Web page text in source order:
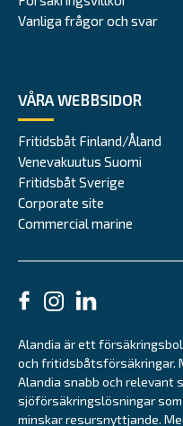
Vanliga frågor och svar
VÅRA WEBBSIDOR
Fritidsbåt Finland/Åland
Venevakuutus Suomi
Fritidsbåt Sverige
Corporate site
Commercial marine
Alandia är ett
och fritidsbåtsförsäkringar.
Alandia snabb och relevant
sjöförsäkringslösningar
minskar resursnyttjande.